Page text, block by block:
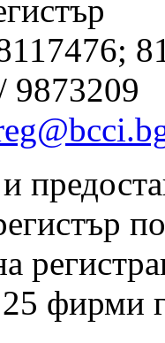
9873209
25 фирми